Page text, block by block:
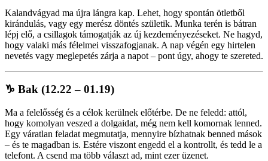
Kalandvágyad ma újra lángra kap. Lehet, hogy spontán ötletből
kirándulás, vagy egy merész döntés születik. Munka terén is bátran
lépj elő, a csillagok támogatják az új kezdeményezéseket. Ne hagyd,
hogy valaki más félelmei visszafogjanak. A nap végén egy hirtelen
nevetés vagy meglepetés zárja a napot – pont úgy, ahogy te szereted.
♑ Bak (12.22 – 01.19)
Ma a felelősség és a célok kerülnek előtérbe. De ne feledd: attól,
hogy komolyan veszed a dolgaidat, még nem kell komornak lenned.
Egy váratlan feladat megmutatja, mennyire bízhatnak benned mások
– és te magadban is. Estére viszont engedd el a kontrollt, és tedd le a
telefont. A csend ma több választ ad, mint ezer üzenet.